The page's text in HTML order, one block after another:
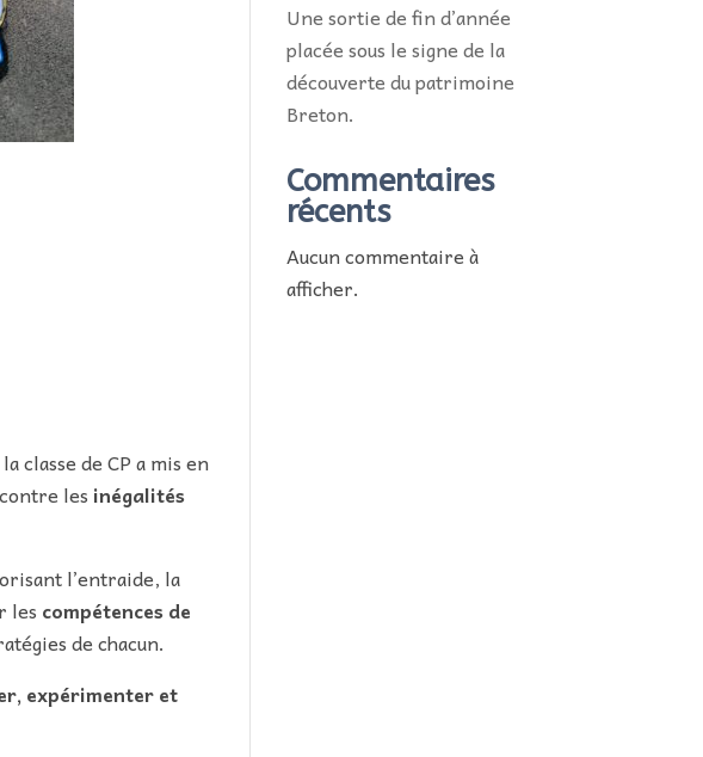
classe de CP a mis en
les inégalités
l’entraide, la
les compétences de
de chacun.
expérimenter et
Une sortie de fin d’année
placée sous le signe de la
découverte du patrimoine
Breton.
Commentaires
récents
Aucun commentaire à
afficher.